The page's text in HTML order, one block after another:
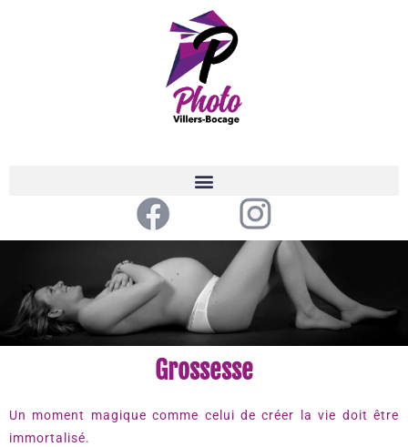
Grossesse
Un moment magique comme celui de créer la vie doit être
immortalisé.